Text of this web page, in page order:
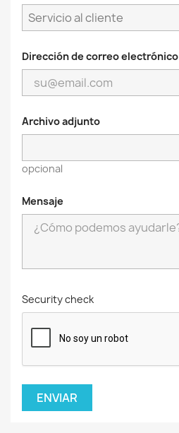
Dirección de correo electrónico
Archivo adjunto
opcional
Mensaje
Security check